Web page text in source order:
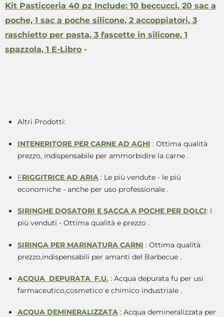
Kit Pasticceria 40 pz Include: 10 beccucci, 20 sac a
poche, 1 sac a poche silicone, 2 accoppiatori, 3
raschietto per pasta, 3 fascette in silicone, 1
spazzola, 1 E-Libro -
Altri Prodotti:
INTENERITORE PER CARNE AD AGHI : Ottima qualità
prezzo, indispensabile per ammorbidire la carne .
FRIGGITRICE AD ARIA : Le più vendute - le più
economiche - anche per uso professionale .
SIRINGHE DOSATORI E SACCA A POCHE PER DOLCI: I
più venduti - Ottima qualità e prezzo .
SIRINGA PER MARINATURA CARNI : Ottima qualità
prezzo,indispensabili per amanti del Barbecue .
ACQUA DEPURATA F.U. : Acqua depurata fu per usi
farmaceutico,cosmetico e chimico industriale .
ACQUA DEMINERALIZZATA : Acqua demineralizzata per